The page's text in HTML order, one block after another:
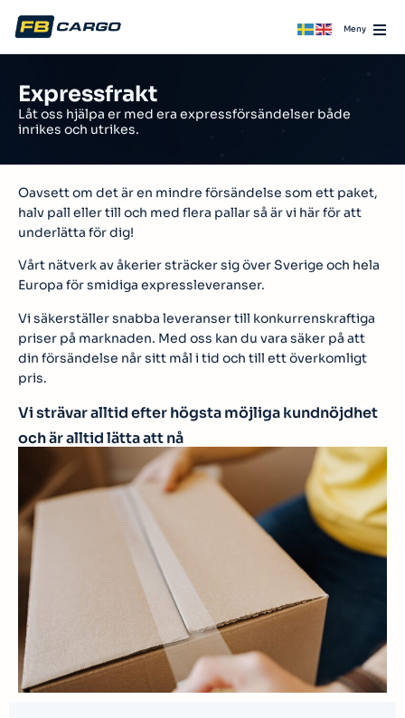
Expressfrakt
Låt oss hjälpa er med era expressförsändelser både
inrikes och utrikes.
Oavsett om det är en mindre försändelse som ett paket,
halv pall eller till och med flera pallar så är vi här för att
underlätta för dig!
Vårt nätverk av åkerier sträcker sig över Sverige och hela
Europa för smidiga expressleveranser.
Vi säkerställer snabba leveranser till konkurrenskraftiga
priser på marknaden. Med oss kan du vara säker på att
din försändelse når sitt mål i tid och till ett överkomligt
pris.
Vi strävar alltid efter högsta möjliga kundnöjdhet
och är alltid lätta att nå